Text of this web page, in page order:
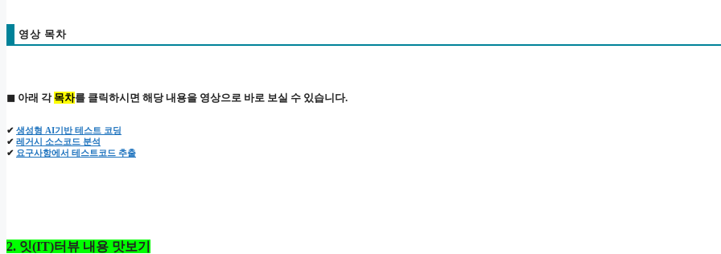
영상 목차
◼ 아래 각 목차를 클릭하시면 해당 내용을 영상으로 바로 보실 수 있습니다.
✔ 생성형 AI기반 테스트 코딩
✔ 레거시 소스코드 분석
✔ 요구사항에서 테스트코드 추출
2. 잇(IT)터뷰 내용 맛보기